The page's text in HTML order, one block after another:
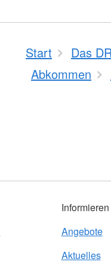
Start Das
Abkommen
Informieren
Angebote
Aktuelles